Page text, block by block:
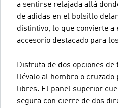
a sentirse relajada allá
de adidas en el bolsillo
distintivo, lo que convierte a
accesorio destacado para
Disfruta de dos opciones
llévalo al hombro o cruzado
libres. El panel superior
segura con cierre de dos